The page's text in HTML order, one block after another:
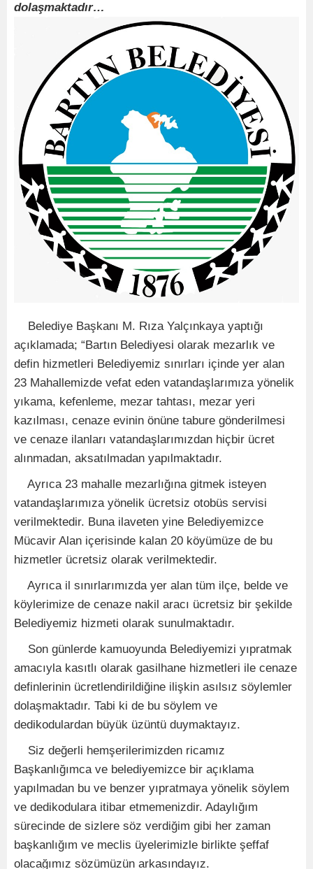
dolaşmaktadır…
Belediye Başkanı M. Rıza Yalçınkaya yaptığı
açıklamada; “Bartın Belediyesi olarak mezarlık ve
defin hizmetleri Belediyemiz sınırları içinde yer alan
23 Mahallemizde vefat eden vatandaşlarımıza yönelik
yıkama, kefenleme, mezar tahtası, mezar yeri
kazılması, cenaze evinin önüne tabure gönderilmesi
ve cenaze ilanları vatandaşlarımızdan hiçbir ücret
alınmadan, aksatılmadan yapılmaktadır.
Ayrıca 23 mahalle mezarlığına gitmek isteyen
vatandaşlarımıza yönelik ücretsiz otobüs servisi
verilmektedir. Buna ilaveten yine Belediyemizce
Mücavir Alan içerisinde kalan 20 köyümüze de bu
hizmetler ücretsiz olarak verilmektedir.
Ayrıca il sınırlarımızda yer alan tüm ilçe, belde ve
köylerimize de cenaze nakil aracı ücretsiz bir şekilde
Belediyemiz hizmeti olarak sunulmaktadır.
Son günlerde kamuoyunda Belediyemizi yıpratmak
amacıyla kasıtlı olarak gasilhane hizmetleri ile cenaze
definlerinin ücretlendirildiğine ilişkin asılsız söylemler
dolaşmaktadır. Tabi ki de bu söylem ve
dedikodulardan büyük üzüntü duymaktayız.
Siz değerli hemşerilerimizden ricamız
Başkanlığımca ve belediyemizce bir açıklama
yapılmadan bu ve benzer yıpratmaya yönelik söylem
ve dedikodulara itibar etmemenizdir. Adaylığım
sürecinde de sizlere söz verdiğim gibi her zaman
başkanlığım ve meclis üyelerimizle birlikte şeffaf
olacağımız sözümüzün arkasındayız.